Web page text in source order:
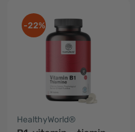
-22%
HealthyWorld®